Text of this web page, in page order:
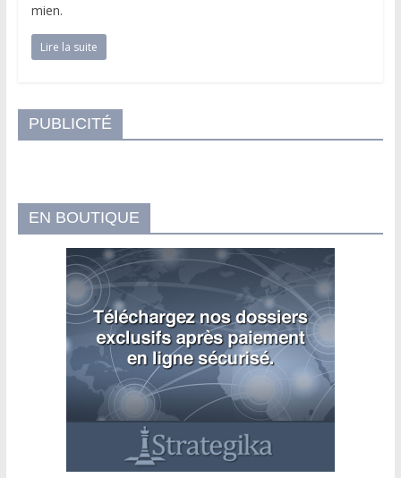
mien.
Lire la suite
PUBLICITÉ
EN BOUTIQUE